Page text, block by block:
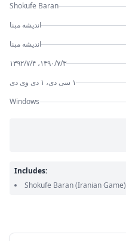
Shokufe Baran
اندیشه مبنا
اندیشه مبنا
۱۳۹۰/۷/۳، ۱۳۹۲/۷/۴
۱ سی دی، ۱ دی وی دی
Windows
Includes:
Shokufe Baran(Iranian Game)